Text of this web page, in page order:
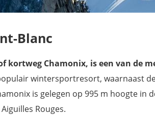
Franse Alpen met onze reisgids
Blanc
kortweg Chamonix, is een van de
wintersportresort, waarnaast
is gelegen op 995 m hoogte in
Rouges.